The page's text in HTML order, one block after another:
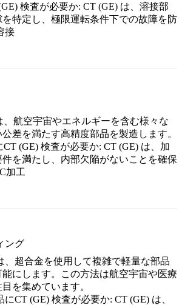
検査が必要か: CT (GE) は、溶接部
特定し、極限運転条件下での故障を防
接
、航空宇宙やエネルギーを含む様々な
差を満たす高精度部品を製造します。
(GE) 検査が必要か: CT (GE) は、加
を満たし、内部欠陥がないことを確保
加工
ング
、超合金を使用して複雑で軽量な部品
にします。この方法は航空宇宙や医療
を集めています。
にCT (GE) 検査が必要か: CT (GE) は、